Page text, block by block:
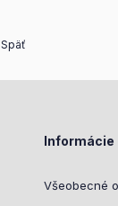
Späť
Informácie
Všeobecné